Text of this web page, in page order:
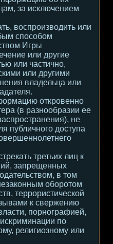
за исключением
воспроизводить или
способом
Игры
или другие
или частично,
или другими
владельца или
откровенно
(в разнообразии ее
не
публичного доступа
третьих лиц к
запрещенных
в том
оборотом
террористической
к свержению
порнографией,
по
религиозному или